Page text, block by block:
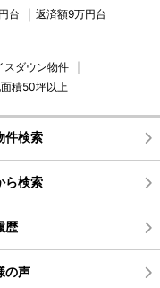
台 返済額9万円台
スダウン物件
積50坪以上
件検索
ら検索
歴
の声